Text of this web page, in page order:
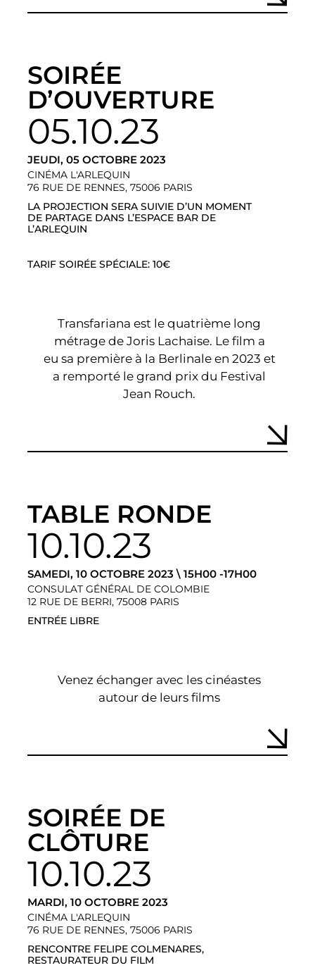
SOIRÉE
D’OUVERTURE
05.10.23
JEUDI, 05 OCTOBRE 2023
CINÉMA L'ARLEQUIN
76 RUE DE RENNES, 75006 PARIS
LA PROJECTION SERA SUIVIE D’UN MOMENT
DE PARTAGE DANS L’ESPACE BAR DE
L’ARLEQUIN
TARIF SOIRÉE SPÉCIALE: 10€
Transfariana est le quatrième long
métrage de Joris Lachaise. Le film a
eu sa première à la Berlinale en 2023 et
a remporté le grand prix du Festival
Jean Rouch.
TABLE RONDE
10.10.23
SAMEDI, 10 OCTOBRE 2023 \ 15H00 -17H00
CONSULAT GÉNÉRAL DE COLOMBIE
12 RUE DE BERRI, 75008 PARIS
ENTRÉE LIBRE
Venez échanger avec les cinéastes
autour de leurs films
SOIRÉE DE
CLÔTURE
10.10.23
MARDI, 10 OCTOBRE 2023
CINÉMA L'ARLEQUIN
76 RUE DE RENNES, 75006 PARIS
RENCONTRE FELIPE COLMENARES,
RESTAURATEUR DU FILM